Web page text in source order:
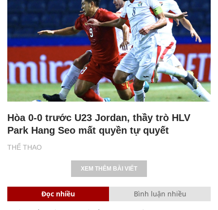
THỂ THAO
Hòa 0-0 trước U23 Jordan, thầy trò HLV
Park Hang Seo mất quyền tự quyết
XEM THÊM BÀI VIẾT
Đọc nhiều Bình luận nhiều